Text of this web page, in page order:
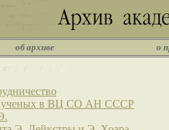
об архиве о
ученых в ВЦ СО АН СССР